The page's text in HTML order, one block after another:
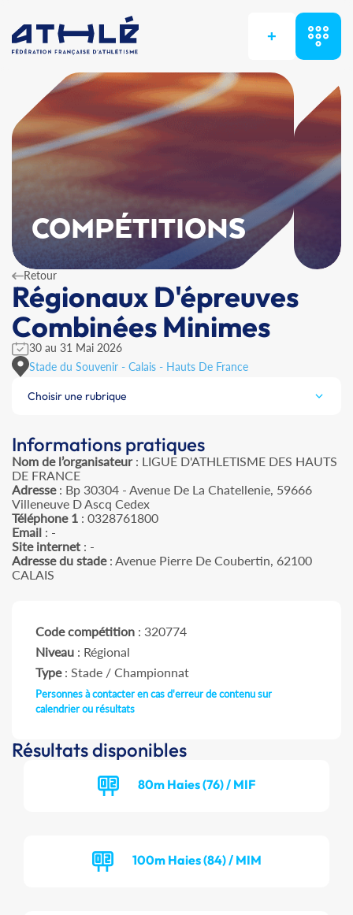
+
COMPÉTITIONS
Retour
Régionaux D'épreuves
Combinées Minimes
30 au 31 Mai 2026
Stade du Souvenir - Calais - Hauts De France
Choisir une rubrique
Informations pratiques
Nom de l’organisateur: LIGUE D'ATHLETISME DES HAUTS
DE FRANCE
Adresse: Bp 30304 - Avenue De La Chatellenie, 59666
Villeneuve D Ascq Cedex
Téléphone 1 : 0328761800
Email : -
Site internet : -
Adresse du stade: Avenue Pierre De Coubertin, 62100
CALAIS
Code compétition : 320774
Niveau : Régional
Type: Stade / Championnat
Personnes à contacter en cas d'erreur de contenu sur
calendrier ou résultats
Résultats disponibles
80m Haies (76) / MIF
100m Haies (84) / MIM